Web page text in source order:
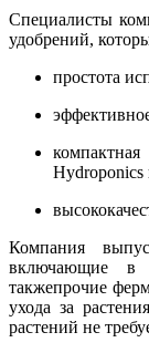
Специалисты
удобрений,
простота
Hydroponics
Компания
включающие в
такжепрочие
ухода за
растений не